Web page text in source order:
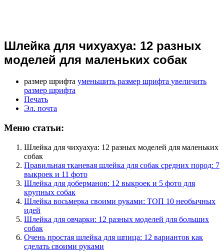
Шлейка для чихуахуа: 12 разных
моделей для маленьких собак
размер шрифта уменьшить размер шрифта увеличить
размер шрифта
Печать
Эл. почта
Меню статьи:
Шлейка для чихуахуа: 12 разных моделей для маленьких
собак
Правильная тканевая шлейка для собак средних пород: 7
выкроек и 11 фото
Шлейка для доберманов: 12 выкроек и 5 фото для
крупных собак
Шлейка восьмерка своими руками: ТОП 10 необычных
идей
Шлейка для овчарки: 12 разных моделей для больших
собак
Очень простая шлейка для шпица: 12 вариантов как
сделать своими руками